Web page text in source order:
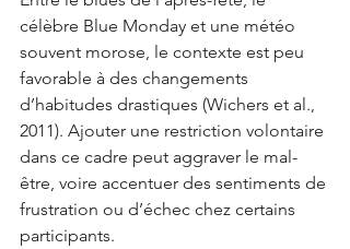
célèbre Blue Monday et une météo
souvent morose, le contexte est peu
favorable à des changements
d’habitudes drastiques (Wichers et al.,
2011). Ajouter une restriction volontaire
dans ce cadre peut aggraver le mal-
être, voire accentuer des sentiments de
frustration ou d’échec chez certains
participants.